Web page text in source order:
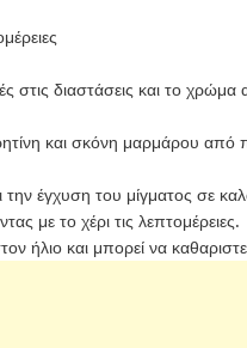
στις διαστάσεις και το
και σκόνη μαρμάρου από
έγχυση του μίγματος σε
με το χέρι τις λεπτομέρειες.
ήλιο και μπορεί να